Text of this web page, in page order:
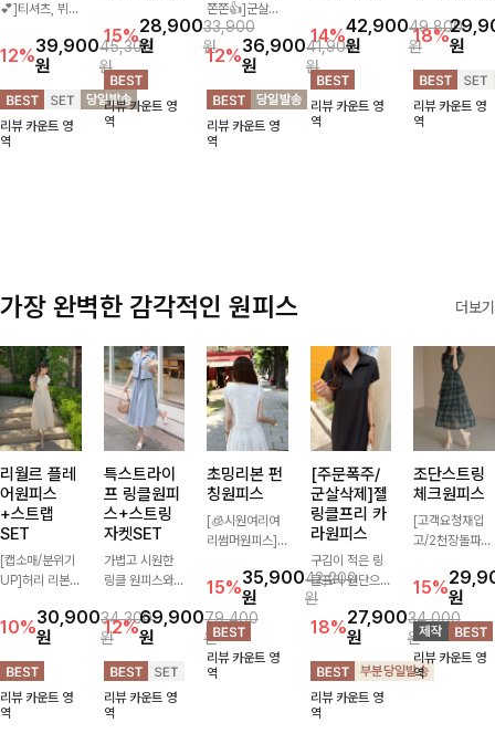
💕]티셔츠, 뷔스
한 번에 구성된
실속 있는 3피
스 세트 🖤 따로
또 같이 활용하
기 좋아 코디 걱
정 없이 데일리
12%39,900
원
45,300
원
리뷰 카운트 영
역
시즌 시원하게
즐기기 좋은 와
이드 팬츠! 허리
밴딩과 스트링
디테일로 편안한
착용감을 더했으
15%28,900
원
33,900
원
리뷰 카운트 영
역
쫀쫀👍]군살을
잡아주는 깔끔한
부츠컷 핏에 발
목이 드러나는
8부 기장으로
다리를 슬림하고
길어보이게 만들
어주며 생지 소
12%36,900
원
41,900
원
리뷰 카운트 영
역
일이 은은한 포
인트가 되어주는
와이드 팬츠입니
다. 여유롭게 떨
어지는 실루엣과
가볍게 바스락거
14%42,900
원
49,800
원
리뷰 카운트 영
역
셔츠와 플레어
핏 반바지가 함
께 구성된 세트
아이템으로, 편
안하면서도 캐주
얼한 꾸안꾸룩을
18%원
리뷰 카운트 영
역
가장 완벽한 감각적인 원피스 더보기
리월르 플레
어원피스
+스트랩
SET
[캡소매/분위기
UP]허리 리본
구성되어 여성스
럽고 우아한 실
루엣을 완성해주
는 원피스- 자연
스럽게 퍼지는
플레어 라인과
10%30,900
원
34,300
원
리뷰 카운트 영
역
특스트라이
프 링클원피
스+스트링
자켓SET
가볍고 시원한
링클 원피스와
세트로 구성되어
코디 고민 없이
완성도 높은 스
타일링을 연출해
주는 아이템 🤍
따로 또 같이 활
12%69,900
원
79,400
원
리뷰 카운트 영
역
초밍리본 펀
칭원피스
[🧊시원여리여
리썸머원피스]
테일과 리본 포
인트가 어우러져
사랑스러운 무드
를 더한 원피스
🤍 여리하게 퍼
지는 실루엣으로
15%35,900
원
42,200
원
리뷰 카운트 영
역
[주문폭주/
군살삭제]젤
링클프리 카
라원피스
구김이 적은 링
클프리 원단으로
항상 깔끔하게
착용 가능하며
일자로 떨어지는
넉넉한 핏으로
군살을 완벽히
커버해주는 원피
스에요🖤
18%27,900
원
34,000
원
리뷰 카운트 영
역
조단스트링
체크원피스
[고객요청재입
고/2천장돌파
용해줘도 스타일
리시해 보이는
휘뚜루 마뚜루
아이템 ~ ! 인생
샷 건질 수 있는
세련된 무드의
15%원
리뷰 카운트 영
역